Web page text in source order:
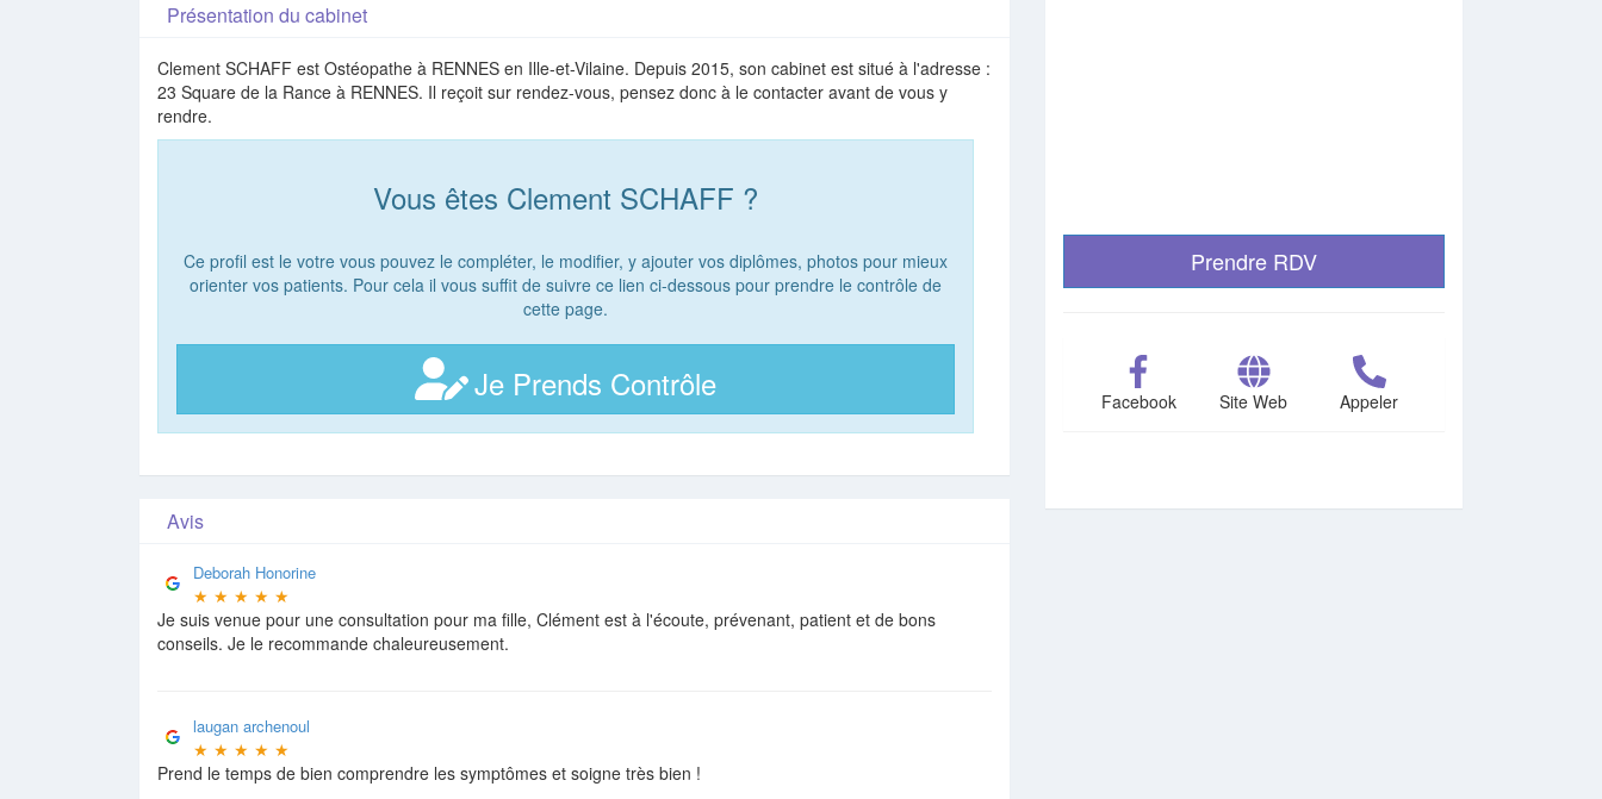
Présentation du cabinet
Clement SCHAFF est Ostéopathe à RENNES en Ille-et-Vilaine. Depuis 2015, son cabinet est situé à l'adresse :
23 Square de la Rance à RENNES. Il reçoit sur rendez-vous, pensez donc à le contacter avant de vous y
rendre.
Vous êtes Clement SCHAFF ?
Ce profil est le votre vous pouvez le compléter, le modifier, y ajouter vos diplômes, photos pour mieux
orienter vos patients. Pour cela il vous suffit de suivre ce lien ci-dessous pour prendre le contrôle de
cette page.
Je Prends Contrôle
Avis
Deborah Honorine
★ ★ ★ ★ ★
Je suis venue pour une consultation pour ma fille, Clément est à l'écoute, prévenant, patient et de bons
conseils. Je le recommande chaleureusement.
laugan archenoul
★ ★ ★ ★ ★
Prend le temps de bien comprendre les symptômes et soigne très bien !
Prendre RDV
Facebook Site Web Appeler